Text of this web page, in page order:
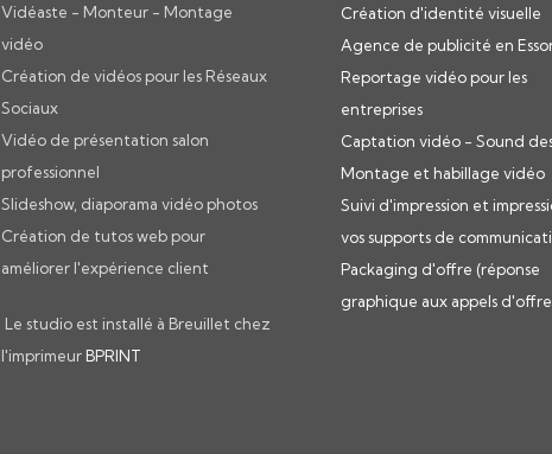
Vidéaste - Monteur - Montage
vidéo
Création de vidéos pour les Réseaux
Sociaux
Vidéo de présentation salon
professionnel
Slideshow, diaporama vidéo photos
Création de tutos web pour
améliorer l'expérience client
Le studio est installé à Breuillet chez
l'imprimeur BPRINT
Création d'identité visuelle
Agence de publicité en
Reportage vidéo pour les
entreprises
Captation vidéo - Sound
Montage et habillage vidéo
Suivi d'impression et
vos supports de
Packaging d'offre (réponse
graphique aux appels